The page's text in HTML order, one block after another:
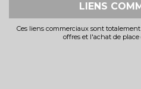
LIENS
Ces liens commerciaux sont
offres et l'achat de